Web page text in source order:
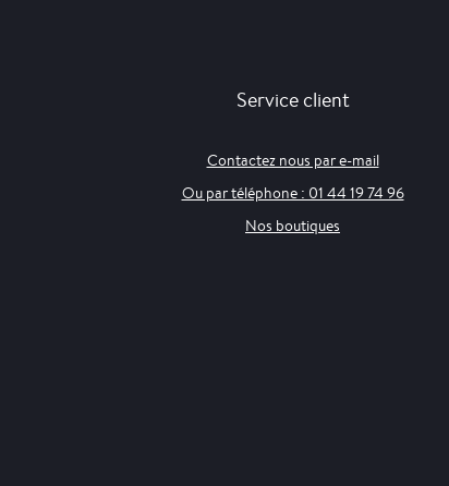
Service client
Contactez nous par e-mail
Ou par téléphone : 01 44 19 74 96
Nos boutiques